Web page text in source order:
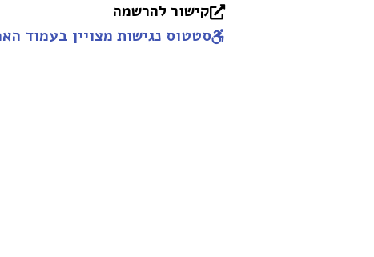
קישור להרשמה
סטטוס נגישות מצויין בעמוד